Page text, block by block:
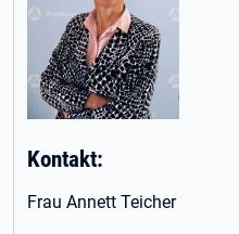
Kontakt:
Frau Annett Teicher